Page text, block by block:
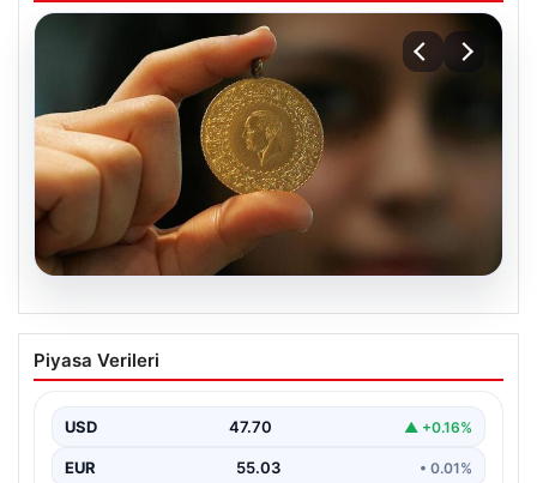
06.08.2026
22 Mayıs 2026 Güncel Altın Fiyatları ve
Analizi
hareketlilik yatırımcıların ve ilgili piyasa uzmanlarının
en…
Piyasa Verileri
USD 47.70 ▲ +0.16%
EUR 55.03 • 0.01%